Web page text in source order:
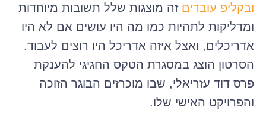
ובקליפ עובדים זה מוצגות שלל תשובות מיוחדות
ומדליקות לתהיות כמו מה היו עושים אם לא היו
אדריכלים, ואצל איזה אדריכל היו רוצים לעבוד.
הסרטון הוצג במסגרת הטקס החגיגי להענקת
פרס דוד עזריאלי, שבו מוכרזים הבוגר הזוכה
והפרויקט האישי שלו.